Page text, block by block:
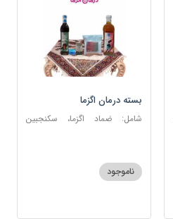
بسته درمان اگزما
شامل: ضماد اگزما، سکنجبین
کپسول مفتاح 110
ناموجود